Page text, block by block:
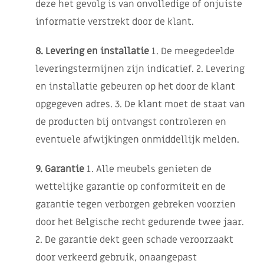
deze het gevolg is van onvolledige of onjuiste
informatie verstrekt door de klant.
8. Levering en installatie1. De meegedeelde
leveringstermijnen zijn indicatief. 2. Levering
en installatie gebeuren op het door de klant
opgegeven adres. 3. De klant moet de staat van
de producten bij ontvangst controleren en
eventuele afwijkingen onmiddellijk melden.
9. Garantie1. Alle meubels genieten de
wettelijke garantie op conformiteit en de
garantie tegen verborgen gebreken voorzien
door het Belgische recht gedurende twee jaar.
2. De garantie dekt geen schade veroorzaakt
door verkeerd gebruik, onaangepast